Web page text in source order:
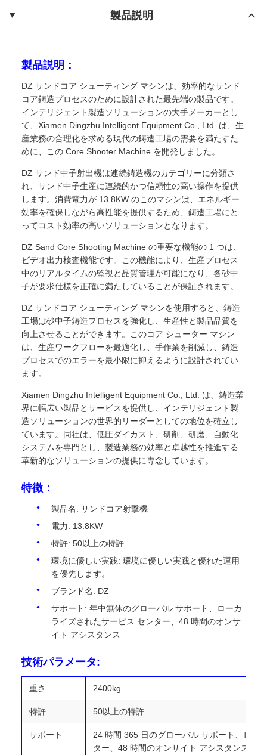
製品説明
製品説明：
DZ サンドコア シューティング マシンは、効率的なサンド
コア鋳造プロセスのために設計された最先端の製品です。
インテリジェント製造ソリューションの大手メーカーとし
て、Xiamen Dingzhu Intelligent Equipment Co., Ltd. は、生
産業務の合理化を求める現代の鋳造工場の需要を満たすた
めに、この Core Shooter Machine を開発しました。
DZ サンド中子射出機は連続鋳造機のカテゴリーに分類さ
れ、サンド中子生産に連続的かつ信頼性の高い操作を提供
します。消費電力が 13.8KW のこのマシンは、エネルギー
効率を確保しながら高性能を提供するため、鋳造工場にと
ってコスト効率の高いソリューションとなります。
DZ Sand Core Shooting Machine の重要な機能の 1 つは、
ビデオ出力検査機能です。この機能により、生産プロセス
中のリアルタイムの監視と品質管理が可能になり、各砂中
子が要求仕様を正確に満たしていることが保証されます。
DZ サンドコア シューティング マシンを使用すると、鋳造
工場は砂中子鋳造プロセスを強化し、生産性と製品品質を
向上させることができます。このコア シューター マシン
は、生産ワークフローを最適化し、手作業を削減し、鋳造
プロセスでのエラーを最小限に抑えるように設計されてい
ます。
Xiamen Dingzhu Intelligent Equipment Co., Ltd. は、鋳造業
界に幅広い製品とサービスを提供し、インテリジェント製
造ソリューションの世界的リーダーとしての地位を確立し
ています。同社は、低圧ダイカスト、研削、研磨、自動化
システムを専門とし、製造業務の効率と卓越性を推進する
革新的なソリューションの提供に専念しています。
特徴：
製品名: サンドコア射撃機
電力: 13.8KW
特許: 50以上の特許
環境に優しい実践: 環境に優しい実践と優れた運用
を優先します。
ブランド名: DZ
サポート: 年中無休のグローバル サポート、ローカ
ライズされたサービス センター、48 時間のオンサ
イト アシスタンス
技術パラメータ:
重さ 2400kg
特許 50以上の特許
サポート
24 時間 365 日のグローバル サポート、ロー
ター、48 時間のオンサイト アシスタンス